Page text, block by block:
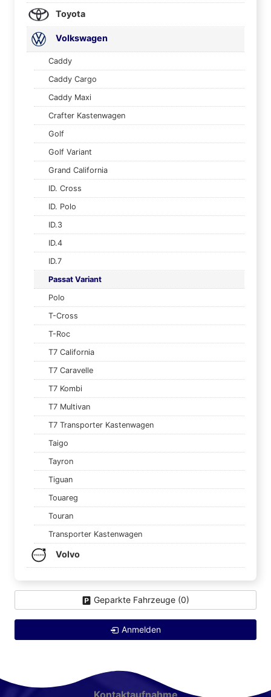
Toyota
Volkswagen
Caddy
Caddy Cargo
Caddy Maxi
Crafter Kastenwagen
Golf
Golf Variant
Grand California
ID. Cross
ID. Polo
ID.3
ID.4
ID.7
Passat Variant
Polo
T-Cross
T-Roc
T7 California
T7 Caravelle
T7 Kombi
T7 Multivan
T7 Transporter Kastenwagen
Taigo
Tayron
Tiguan
Touareg
Touran
Transporter Kastenwagen
Volvo
Geparkte Fahrzeuge (0)
Anmelden